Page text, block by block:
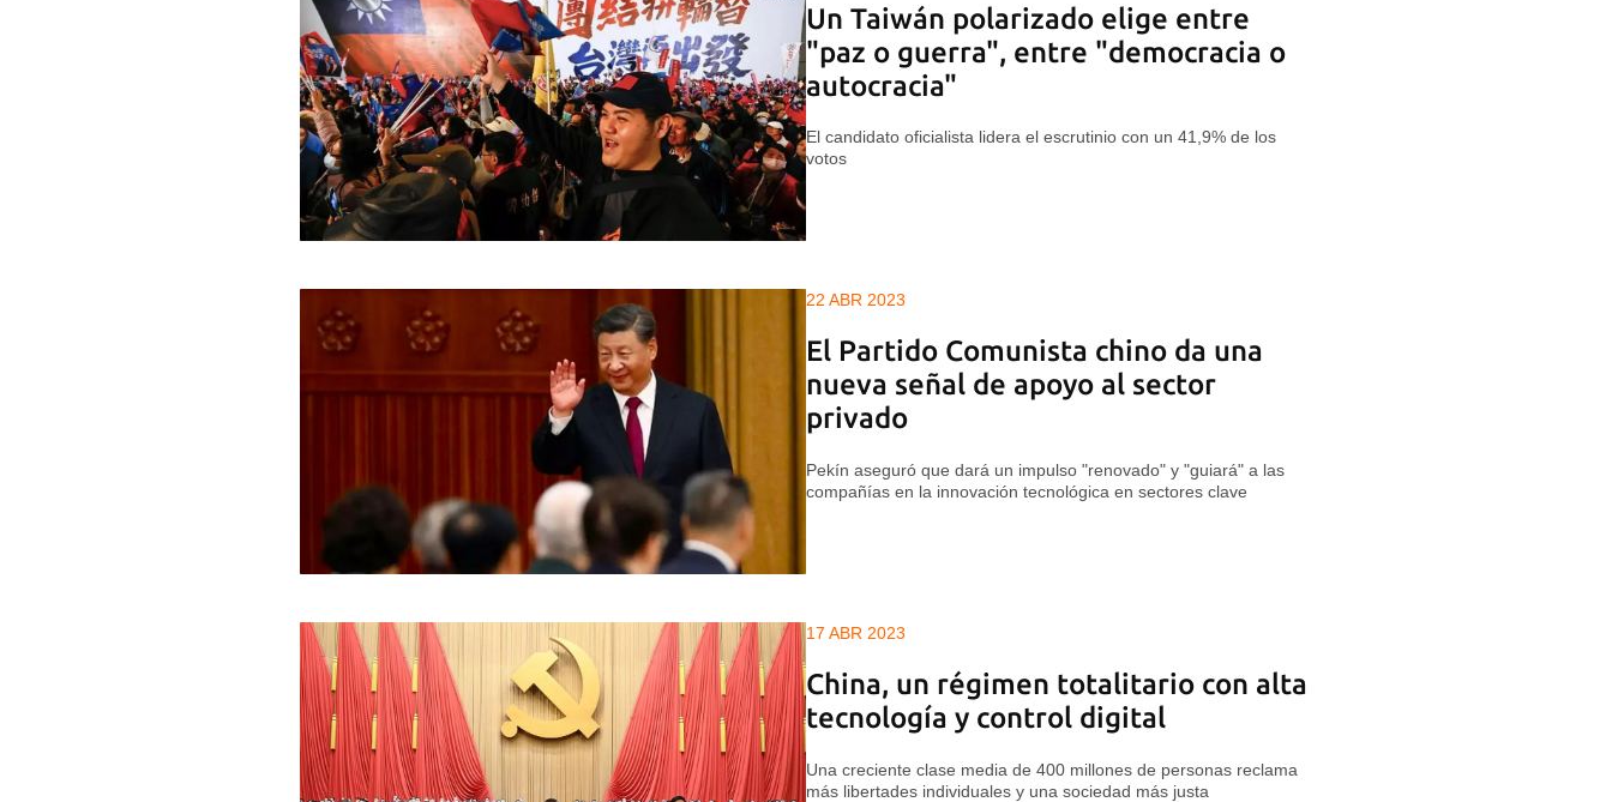
Un Taiwán polarizado elige entre
"paz o guerra", entre "democracia o
autocracia"
El candidato oficialista lidera el escrutinio con un 41,9% de los
votos
22 ABR 2023
El Partido Comunista chino da una
nueva señal de apoyo al sector
privado
Pekín aseguró que dará un impulso "renovado" y "guiará" a las
compañías en la innovación tecnológica en sectores clave
17 ABR 2023
China, un régimen totalitario con alta
tecnología y control digital
Una creciente clase media de 400 millones de personas reclama
más libertades individuales y una sociedad más justa